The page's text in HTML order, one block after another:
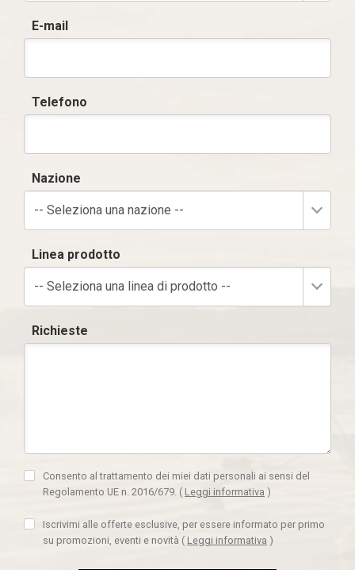
E-mail
Telefono
Nazione
-- Seleziona una nazione --
Linea prodotto
-- Seleziona una linea di prodotto --
Richieste
Consento al trattamento dei miei dati personali ai sensi del
Regolamento UE n. 2016/679. ( Leggi informativa )
Iscrivimi alle offerte esclusive, per essere informato per primo
su promozioni, eventi e novità ( Leggi informativa )